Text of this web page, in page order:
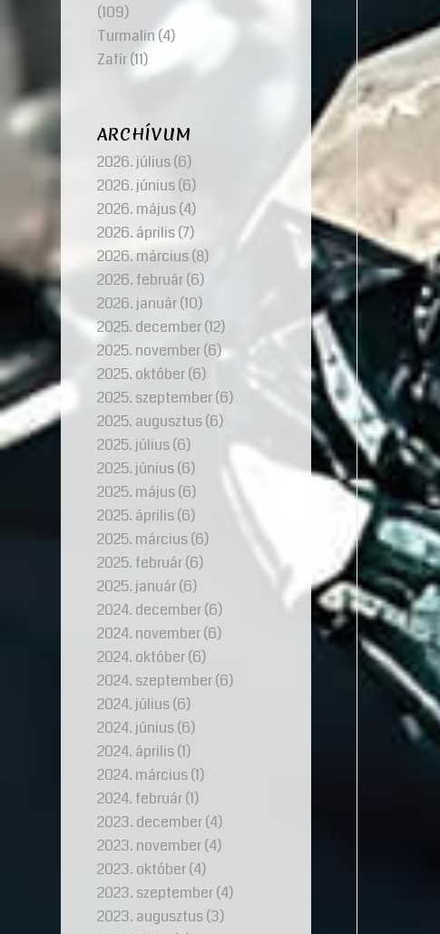
(109)
Turmalin (4)
Zafír(11)
ARCHÍVUM
2026. július(6)
2026. június(6)
2026. május(4)
2026. április(7)
2026. március(8)
2026. február(6)
2026. január(10)
2025. december(12)
2025. november(6)
2025. október(6)
2025. szeptember(6)
2025. augusztus(6)
2025. július(6)
2025. június(6)
2025. május(6)
2025. április(6)
2025. március(6)
2025. február(6)
2025. január(6)
2024. december(6)
2024. november(6)
2024. október(6)
2024. szeptember(6)
2024. július(6)
2024. június(6)
2024. április(1)
2024. március(1)
2024. február(1)
2023. december(4)
2023. november(4)
2023. október(4)
2023. szeptember(4)
2023. augusztus(3)